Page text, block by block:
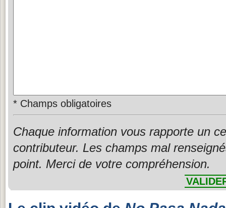
* Champs obligatoires
Chaque information vous rapporte un
contributeur. Les champs mal
point. Merci de votre compréhension.